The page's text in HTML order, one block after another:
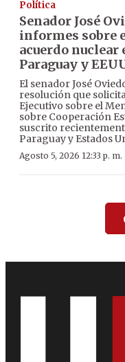
Política
Senador José
informes sobre
acuerdo nuclear
Paraguay y
El senador José
resolución que
Ejecutivo sobre el
sobre Cooperación
suscrito
Paraguay y Estados
Agosto 5, 2026 12:33 p. m.